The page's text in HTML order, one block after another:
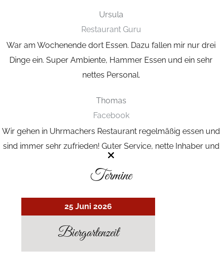
Ursula
Restaurant Guru
War am Wochenende dort Essen. Dazu fallen mir nur drei
Dinge ein. Super Ambiente, Hammer Essen und ein sehr
nettes Personal.
Thomas
Facebook
Wir gehen in Uhrmachers Restaurant regelmäßig essen und
sind immer sehr zufrieden! Guter Service, nette Inhaber und
vor allem gutes Essen!
GALERIE
Termine
25 Juni 2026
Biergartenzeit